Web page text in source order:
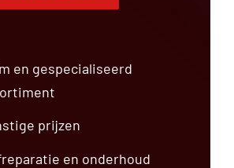
en gespecialiseerd
prijzen
en onderhoud